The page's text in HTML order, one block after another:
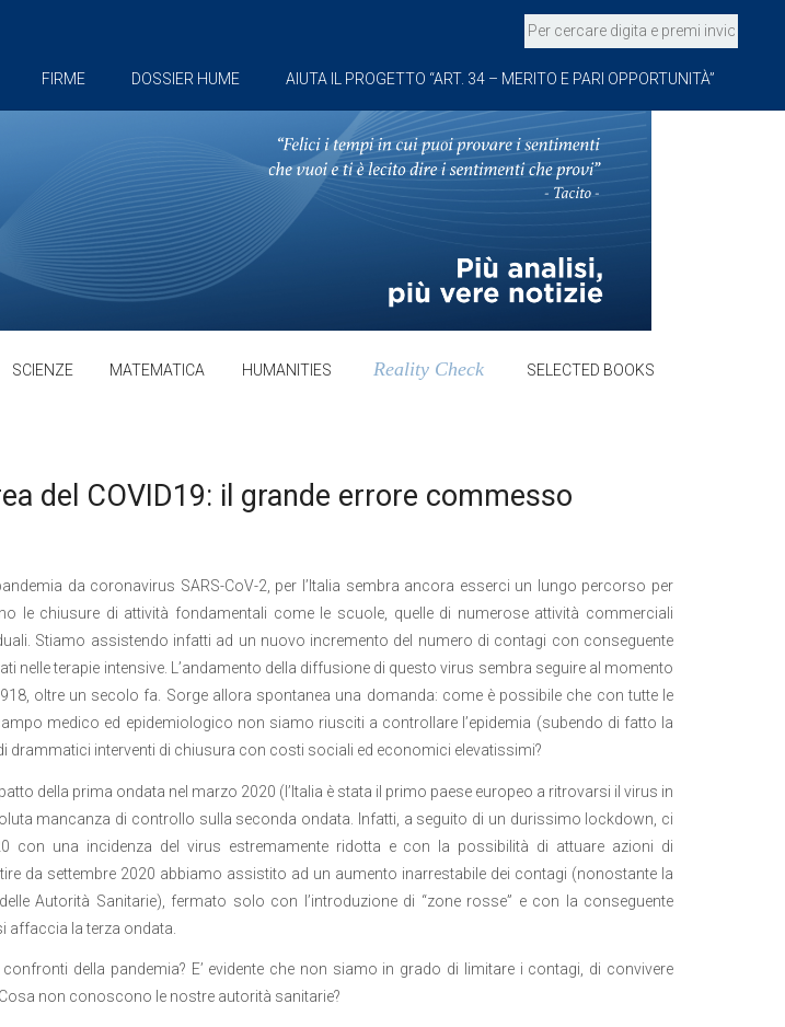
FIRME DOSSIER HUME AIUTA IL PROGETTO “ART. 34 – MERITO E PARI OPPORTUNITÀ”
SCIENZE MATEMATICA HUMANITIES Reality Check SELECTED BOOKS
del COVID19: il grande errore commesso
da coronavirus SARS-CoV-2, per l’Italia sembra ancora esserci un lungo percorso per
le chiusure di attività fondamentali come le scuole, quelle di numerose attività commerciali
Stiamo assistendo infatti ad un nuovo incremento del numero di contagi con conseguente
nelle terapie intensive. L’andamento della diffusione di questo virus sembra seguire al momento
oltre un secolo fa. Sorge allora spontanea una domanda: come è possibile che con tutte le
medico ed epidemiologico non siamo riusciti a controllare l’epidemia (subendo di fatto la
drammatici interventi di chiusura con costi sociali ed economici elevatissimi?
della prima ondata nel marzo 2020 (l’Italia è stata il primo paese europeo a ritrovarsi il virus in
mancanza di controllo sulla seconda ondata. Infatti, a seguito di un durissimo lockdown, ci
con una incidenza del virus estremamente ridotta e con la possibilità di attuare azioni di
da settembre 2020 abbiamo assistito ad un aumento inarrestabile dei contagi (nonostante la
Autorità Sanitarie), fermato solo con l’introduzione di “zone rosse” e con la conseguente
affaccia la terza ondata.
della pandemia? E’ evidente che non siamo in grado di limitare i contagi, di convivere
non conoscono le nostre autorità sanitarie?